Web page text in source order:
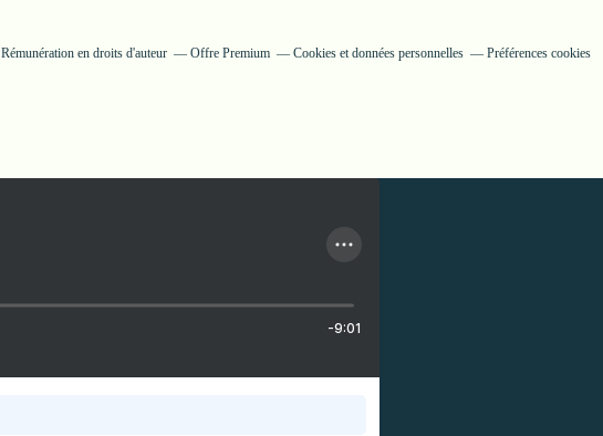
Rémunération en droits d'auteur Offre Premium Cookies et données personnelles Préférences cookies
-9:01